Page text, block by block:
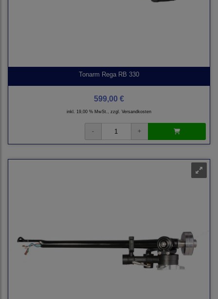
Tonarm Rega RB 330
599,00 €
inkl. 19,00 % MwSt., zzgl. Versandkosten